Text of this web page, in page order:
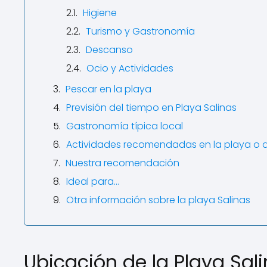
Higiene
Turismo y Gastronomía
Descanso
Ocio y Actividades
Pescar en la playa
Previsión del tiempo en Playa Salinas
Gastronomía típica local
Actividades recomendadas en la playa o
Nuestra recomendación
Ideal para…
Otra información sobre la playa Salinas